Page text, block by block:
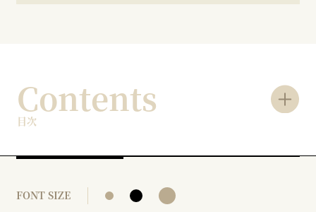
Contents
目次
FONT SIZE